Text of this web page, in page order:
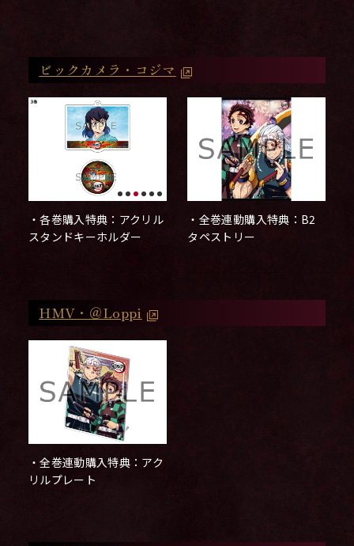
ビックカメラ・コジマ
・各巻購入特典：アクリル
スタンドキーホルダー
・全巻連動購入特典：B2
タペストリー
HMV・＠Loppi
・全巻連動購入特典：アク
リルプレート